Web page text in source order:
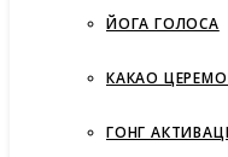
ЙОГА ГОЛОСА
КАКАО
ГОНГ